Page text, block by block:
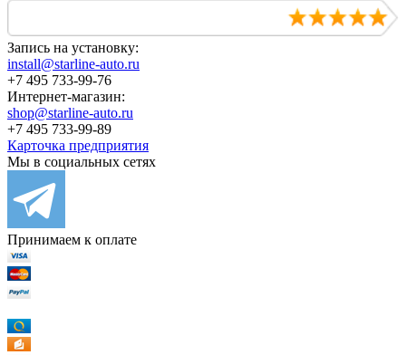
Запись на установку:
install@starline-auto.ru
+7 495 733-99-76
Интернет-магазин:
shop@starline-auto.ru
+7 495 733-99-89
Карточка предприятия
Мы в социальных сетях
Принимаем к оплате